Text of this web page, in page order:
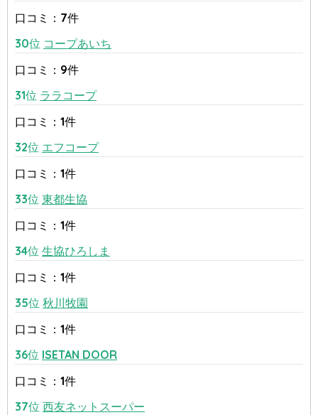
口コミ：7件
30位 コープあいち
口コミ：9件
31位 ララコープ
口コミ：1件
32位 エフコープ
口コミ：1件
33位 東都生協
口コミ：1件
34位 生協ひろしま
口コミ：1件
35位 秋川牧園
口コミ：1件
36位 ISETAN DOOR
口コミ：1件
37位 西友ネットスーパー